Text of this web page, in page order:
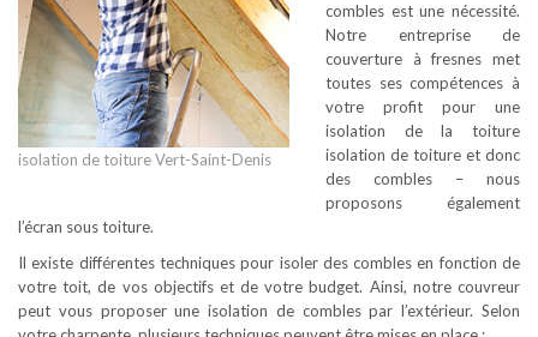
isolation de toiture Vert-Saint-Denis
combles est une nécessité.
Notre entreprise de
couverture à fresnes met
toutes ses compétences à
votre profit pour une
isolation de la toiture
isolation de toiture et donc
des combles – nous
proposons également
l’écran sous toiture.
Il existe différentes techniques pour isoler des combles en fonction de
votre toit, de vos objectifs et de votre budget. Ainsi, notre couvreur
peut vous proposer une isolation de combles par l’extérieur. Selon